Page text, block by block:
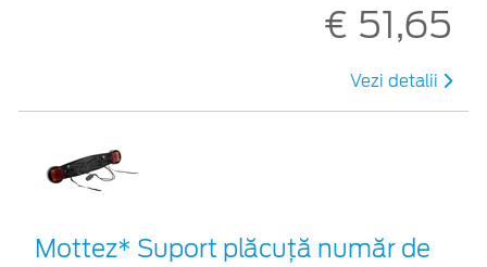
€ 51,65
Vezi detalii
Mottez* Suport plăcuță număr de